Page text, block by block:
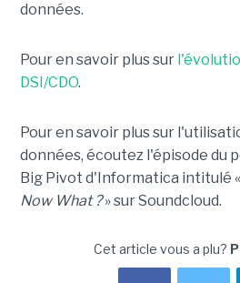
données.
Pour en savoir plus sur
DSI/CDO.
Pour en savoir plus sur
données, écoutez l'épisode du
Big Pivot d'Informatica intitulé «
Now What ?» sur Soundcloud.
Cet article vous a plu?